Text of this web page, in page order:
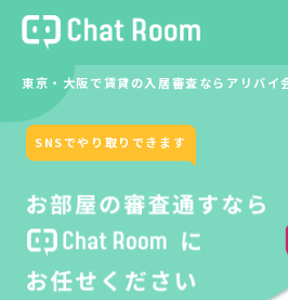
東京・大阪で賃貸の入居審査ならアリバイ
SNSでやり取りできます